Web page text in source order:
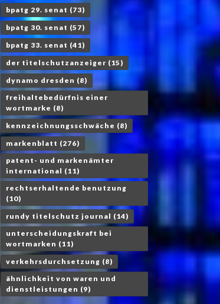
bpatg 29. senat (73)
bpatg 30. senat (57)
bpatg 33. senat (41)
der titelschutzanzeiger (15)
dynamo dresden (8)
freihaltebedürfnis einer
wortmarke (8)
kennzeichnungsschwäche (8)
markenblatt (276)
patent- und markenämter
international (11)
rechtserhaltende benutzung
(10)
rundy titelschutz journal (14)
unterscheidungskraft bei
wortmarken (11)
verkehrsdurchsetzung (8)
ähnlichkeit von waren und
dienstleistungen (9)